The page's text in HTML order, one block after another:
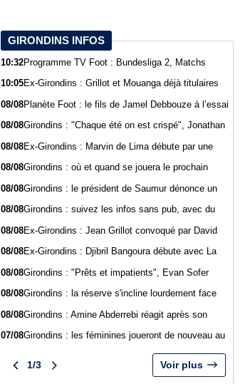
GIRONDINS INFOS
10:32Programme TV Foot : Bundesliga 2, Matchs
10:05Ex-Girondins : Grillot et Mouanga déjà titulaires
08/08Planète Foot : le fils de Jamel Debbouze à l’essai
08/08Girondins : "Chaque été on est crispé", Jonathan
08/08Ex-Girondins : Marvin de Lima débute par une
08/08Girondins : où et quand se jouera le prochain
08/08Girondins : le président de Saumur dénonce un
08/08Girondins : suivez les infos sans pub, avec du
08/08Ex-Girondins : Jean Grillot convoqué par David
08/08Ex-Girondins : Djibril Bangoura débute avec La
08/08Girondins : "Prêts et impatients", Evan Sofer
08/08Girondins : la réserve s'incline lourdement face
08/08Girondins : Amine Abderrebi réagit après son
07/08Girondins : les féminines joueront de nouveau au
1/3 Voir plus